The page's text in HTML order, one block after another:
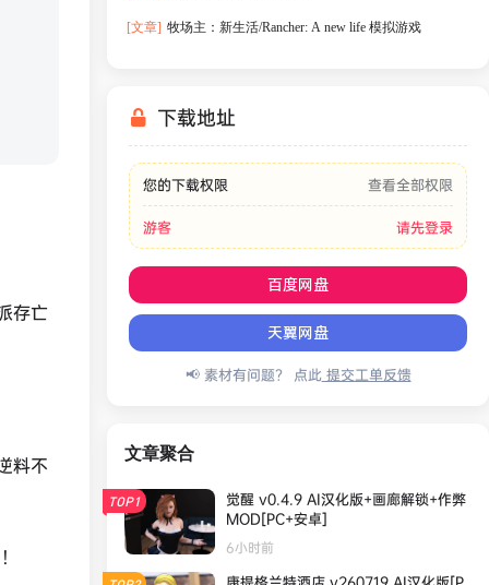
存亡
料不
[文章] 牧场主：新生活/Rancher: A new life 模拟游戏
下载地址
您的下载权限 查看全部权限
游客 请先登录
百度网盘
天翼网盘
📢 素材有问题？ 点此提交工单反馈
文章聚合
TOP1
觉醒 v0.4.9 AI汉化版+画廊解锁+作弊
MOD[PC+安卓]
6小时前